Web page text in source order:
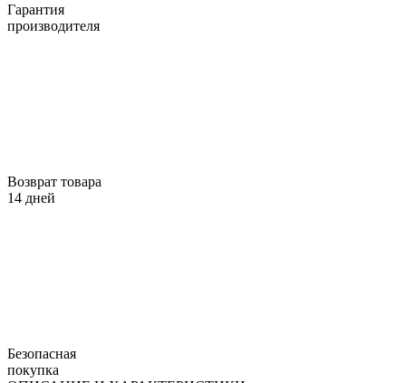
Гарантия
производителя
Возврат товара
14 дней
Безопасная
покупка